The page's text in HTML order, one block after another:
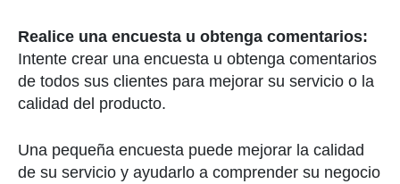
Realice una encuesta u obtenga comentarios:
Intente crear una encuesta u obtenga comentarios
de todos sus clientes para mejorar su servicio o la
calidad del producto.
Una pequeña encuesta puede mejorar la calidad
de su servicio y ayudarlo a comprender su negocio